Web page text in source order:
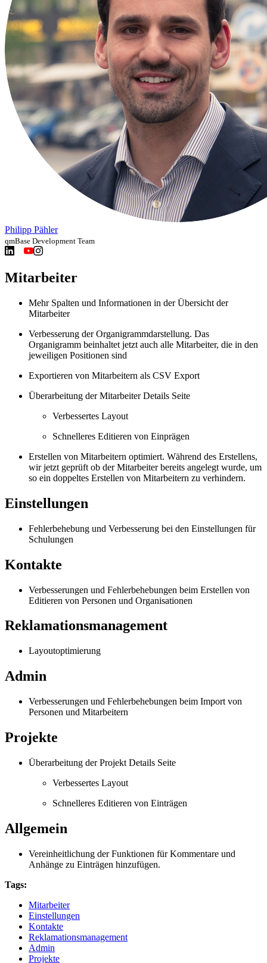
Philipp Pähler
qmBase Development Team
Mitarbeiter
Mehr Spalten und Informationen in der Übersicht der
Mitarbeiter
Verbesserung der Organigrammdarstellung. Das
Organigramm beinhaltet jetzt auch alle Mitarbeiter, die in den
jeweiligen Positionen sind
Exportieren von Mitarbeitern als CSV Export
Überarbeitung der Mitarbeiter Details Seite
Verbessertes Layout
Schnelleres Editieren von Einprägen
Erstellen von Mitarbeitern optimiert. Während des Erstellens,
wir jetzt geprüft ob der Mitarbeiter bereits angelegt wurde, um
so ein doppeltes Erstellen von Mitarbeitern zu verhindern.
Einstellungen
Fehlerbehebung und Verbesserung bei den Einstellungen für
Schulungen
Kontakte
Verbesserungen und Fehlerbehebungen beim Erstellen von
Editieren von Personen und Organisationen
Reklamationsmanagement
Layoutoptimierung
Admin
Verbesserungen und Fehlerbehebungen beim Import von
Personen und Mitarbeitern
Projekte
Überarbeitung der Projekt Details Seite
Verbessertes Layout
Schnelleres Editieren von Einträgen
Allgemein
Vereinheitlichung der Funktionen für Kommentare und
Anhänge zu Einträgen hinzufügen.
Tags:
Mitarbeiter
Einstellungen
Kontakte
Reklamationsmanagement
Admin
Projekte